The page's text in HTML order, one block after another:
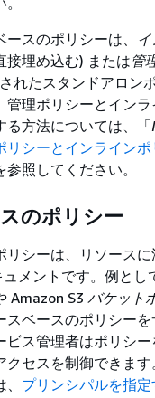
スのポリシーは、
接埋め込む) または管
れたスタンドアロン
管理ポリシーとイン
る方法については、「
リシーとインライン
参照してください。
のポリシー
リシーは、リソースに
メントです。例とし
Amazon S3 バケット
スベースのポリシー
ビス管理者はポリシ
クセスを制御できま
プリンシパルを指定